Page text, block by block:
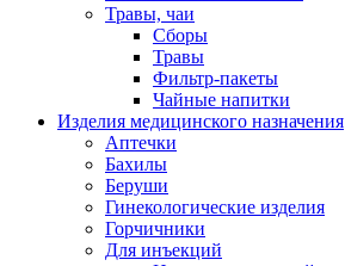
Травы, чаи
Сборы
Травы
Фильтр-пакеты
Чайные напитки
Изделия медицинского назначения
Аптечки
Бахилы
Беруши
Гинекологические изделия
Горчичники
Для инъекций